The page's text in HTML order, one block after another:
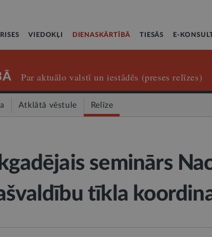
VIEDOKĻI DIENASKĀRTĪBĀ TIESĀS E-
Par aktuālo valstī un iestādēs (preses relīzes)
Atklātā vēstule Relīze
seminārs
tīkla